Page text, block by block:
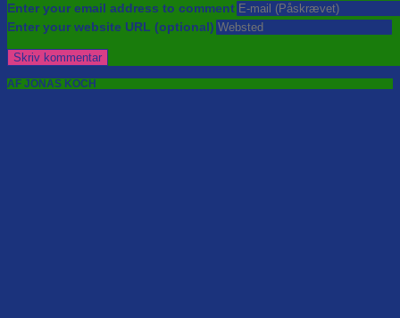
Enter your email address to comment
Enter your website URL (optional)
AF JONAS KOCH